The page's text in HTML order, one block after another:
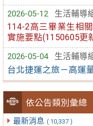
2026-05-12
生活輔導
114-2高三畢業生相
實施要點(1150605更
2026-05-04
生活輔導
台北捷運之旅－高運
依公告類別彙總
最新消息 ( 10,337 )